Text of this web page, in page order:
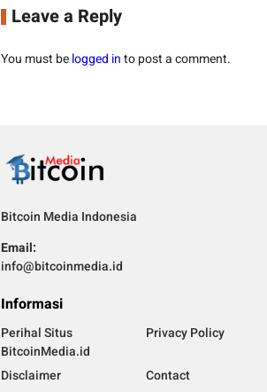
Leave a Reply
You must belogged into post a comment.
Bitcoin Media Indonesia
Email:
info@bitcoinmedia.id
Informasi
Perihal Situs
BitcoinMedia.id
Privacy Policy
Disclaimer Contact